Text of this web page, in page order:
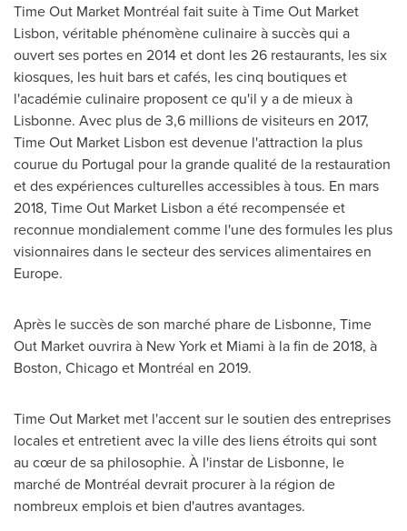
Time Out Market Montréal fait suite à Time Out Market
Lisbon, véritable phénomène culinaire à succès qui a
ouvert ses portes en 2014 etdont les 26 restaurants, les six
kiosques, les huit bars et cafés, les cinq boutiques et
l'académie culinaire proposent ce qu'il y a de mieux à
Lisbonne. Avec plus de 3,6 millions de visiteurs en 2017,
Time Out Market Lisbon est devenue l'attraction la plus
courue du Portugal pour la grande qualité de la restauration
et des expériences culturelles accessibles à tous. En mars
2018, Time Out Market Lisbon a été recompensée et
reconnue mondialement comme l'une des formules les plus
visionnaires dans le secteur des services alimentaires en
Europe.
Après le succès de son marché phare de Lisbonne, Time
Out Market ouvrira à New York et Miami à la fin de 2018, à
Boston, Chicagoet Montréal en 2019.
Time Out Market met l'accent sur le soutien des entreprises
locales et entretient avec la ville des liens étroits qui sont
au cœur de sa philosophie. À l'instar de Lisbonne, le
marché de Montréal devrait procurer à la région de
nombreux emplois et bien d'autres avantages.